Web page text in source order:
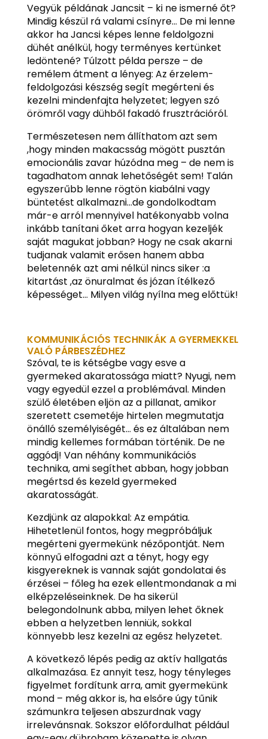
Vegyük példának Jancsit – ki ne ismerné őt?
Mindig készül rá valami csínyre… De mi lenne
akkor ha Jancsi képes lenne feldolgozni
dühét anélkül, hogy terményes kertünket
ledöntené? Túlzott példa persze – de
remélem átment a lényeg: Az érzelem-
feldolgozási készség segít megérteni és
kezelni mindenfajta helyzetet; legyen szó
örömről vagy dühből fakadó frusztrációról.
Természetesen nem állíthatom azt sem
,hogy minden makacsság mögött pusztán
emocionális zavar húzódna meg – de nem is
tagadhatom annak lehetőségét sem! Talán
egyszerűbb lenne rögtön kiabálni vagy
büntetést alkalmazni…de gondolkodtam
már-e arról mennyivel hatékonyabb volna
inkább tanítani őket arra hogyan kezeljék
saját magukat jobban? Hogy ne csak akarni
tudjanak valamit erősen hanem abba
beletennék azt ami nélkül nincs siker :a
kitartást ,az önuralmat és józan ítélkező
képességet… Milyen világ nyílna meg előttük!
KOMMUNIKÁCIÓS TECHNIKÁK A GYERMEKKEL
VALÓ PÁRBESZÉDHEZ
Szóval, te is kétségbe vagy esve a
gyermeked akaratossága miatt? Nyugi, nem
vagy egyedül ezzel a problémával. Minden
szülő életében eljön az a pillanat, amikor
szeretett csemetéje hirtelen megmutatja
önálló személyiségét… és ez általában nem
mindig kellemes formában történik. De ne
aggódj! Van néhány kommunikációs
technika, ami segíthet abban, hogy jobban
megértsd és kezeld gyermeked
akaratosságát.
Kezdjünk az alapokkal: Az empátia.
Hihetetlenül fontos, hogy megpróbáljuk
megérteni gyermekünk nézőpontját. Nem
könnyű elfogadni azt a tényt, hogy egy
kisgyereknek is vannak saját gondolatai és
érzései – főleg ha ezek ellentmondanak a mi
elképzeléseinknek. De ha sikerül
belegondolnunk abba, milyen lehet őknek
ebben a helyzetben lenniük, sokkal
könnyebb lesz kezelni az egész helyzetet.
A következő lépés pedig az aktív hallgatás
alkalmazása. Ez annyit tesz, hogy tényleges
figyelmet fordítunk arra, amit gyermekünk
mond – még akkor is, ha elsőre úgy tűnik
számunkra teljesen abszurdnak vagy
irrelevánsnak. Sokszor előfordulhat például